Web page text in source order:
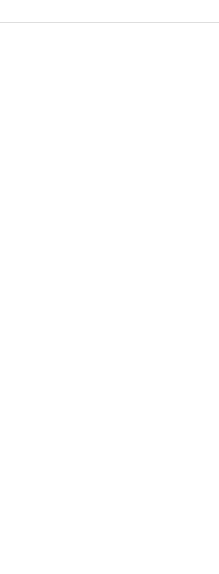
우리에 올랐다” “활짝 핀 매화꽃과 산봉
다른 말인 ‘몽오리/몽우리’는 어느 것이
산봉우리 운해가